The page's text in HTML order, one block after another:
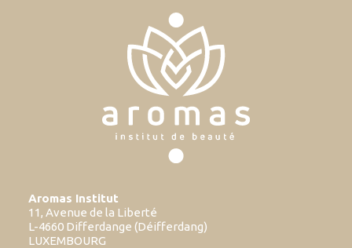
Aromas Institut
11, Avenue de la Liberté
L-4660 Differdange (Déifferdang)
LUXEMBOURG